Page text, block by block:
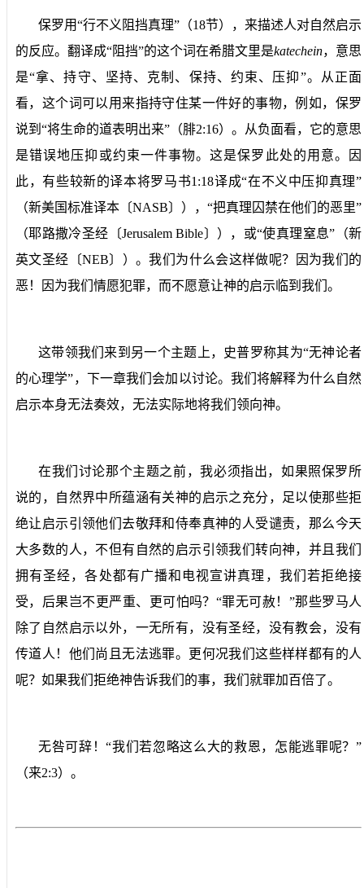
保罗用“行不义阻挡真理”（18节），来描述人对自然启示
的反应。翻译成“阻挡”的这个词在希腊文里是katechein，意思
是“拿、持守、坚持、克制、保持、约束、压抑”。从正面
看，这个词可以用来指持守住某一件好的事物，例如，保罗
说到“将生命的道表明出来”（腓2:16）。从负面看，它的意思
是错误地压抑或约束一件事物。这是保罗此处的用意。因
此，有些较新的译本将罗马书1:18译成“在不义中压抑真理”
（新美国标准译本〔NASB〕），“把真理囚禁在他们的恶里”
（耶路撒冷圣经〔Jerusalem Bible〕），或“使真理窒息”（新
英文圣经〔NEB〕）。我们为什么会这样做呢？因为我们的
恶！因为我们情愿犯罪，而不愿意让神的启示临到我们。
这带领我们来到另一个主题上，史普罗称其为“无神论者
的心理学”，下一章我们会加以讨论。我们将解释为什么自然
启示本身无法奏效，无法实际地将我们领向神。
在我们讨论那个主题之前，我必须指出，如果照保罗所
说的，自然界中所蕴涵有关神的启示之充分，足以使那些拒
绝让启示引领他们去敬拜和侍奉真神的人受谴责，那么今天
大多数的人，不但有自然的启示引领我们转向神，并且我们
拥有圣经，各处都有广播和电视宣讲真理，我们若拒绝接
受，后果岂不更严重、更可怕吗？“罪无可赦！”那些罗马人
除了自然启示以外，一无所有，没有圣经，没有教会，没有
传道人！他们尚且无法逃罪。更何况我们这些样样都有的人
呢？如果我们拒绝神告诉我们的事，我们就罪加百倍了。
无咎可辞！“我们若忽略这么大的救恩，怎能逃罪呢？”
（来2:3）。